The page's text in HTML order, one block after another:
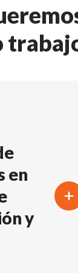
en
y